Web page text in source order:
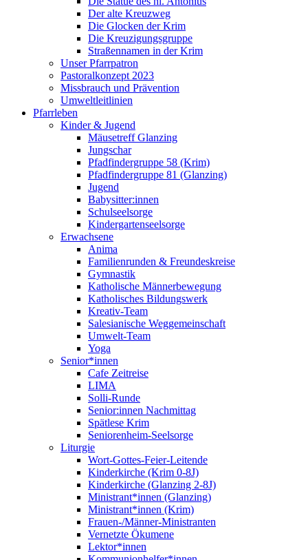
Der alte Kreuzweg
Die Glocken der Krim
Die Kreuzigungsgruppe
Straßennamen in der Krim
Unser Pfarrpatron
Pastoralkonzept 2023
Missbrauch und Prävention
Umweltleitlinien
Pfarrleben
Kinder & Jugend
Mäusetreff Glanzing
Jungschar
Pfadfindergruppe 58 (Krim)
Pfadfindergruppe 81 (Glanzing)
Jugend
Babysitter:innen
Schulseelsorge
Kindergartenseelsorge
Erwachsene
Anima
Familienrunden & Freundeskreise
Gymnastik
Katholische Männerbewegung
Katholisches Bildungswerk
Kreativ-Team
Salesianische Weggemeinschaft
Umwelt-Team
Yoga
Senior*innen
Cafe Zeitreise
LIMA
Solli-Runde
Senior:innen Nachmittag
Spätlese Krim
Seniorenheim-Seelsorge
Liturgie
Wort-Gottes-Feier-Leitende
Kinderkirche (Krim 0-8J)
Kinderkirche (Glanzing 2-8J)
Ministrant*innen (Glanzing)
Ministrant*innen (Krim)
Frauen-/Männer-Ministranten
Vernetzte Ökumene
Lektor*innen